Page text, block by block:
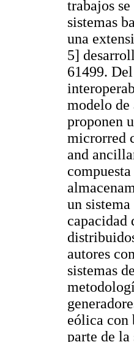
trabajos
sistemas
una
5]
61499.
modelo
proponen
microrred
and
un
capacidad
autores
sistemas
eólica con
parte de